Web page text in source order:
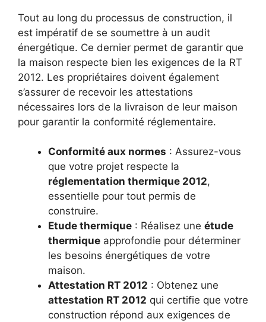
Tout au long du processus de construction, il
est impératif de se soumettre à un audit
énergétique. Ce dernier permet de garantir que
la maison respecte bien les exigences de la RT
2012. Les propriétaires doivent également
s’assurer de recevoir les attestations
nécessaires lors de la livraison de leur maison
pour garantir la conformité réglementaire.
Conformité aux normes : Assurez-vous
que votre projet respecte la
réglementation thermique 2012,
essentielle pour tout permis de
construire.
Etude thermique : Réalisez une étude
thermique approfondie pour déterminer
les besoins énergétiques de votre
maison.
Attestation RT 2012 : Obtenez une
attestation RT 2012 qui certifie que votre
construction répond aux exigences de